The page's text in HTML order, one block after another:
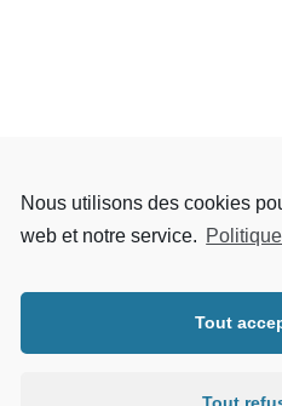
Nous utilisons des cookies
web et notre service.
Tout